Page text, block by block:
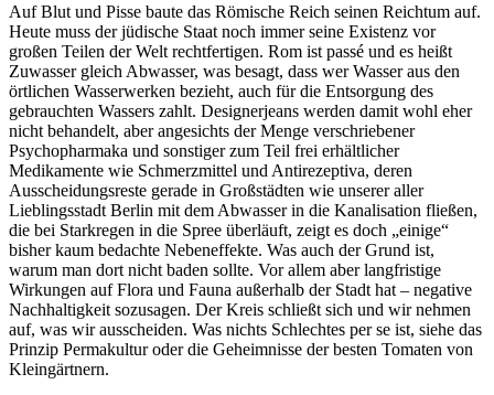
Auf Blut und Pisse baute das Römische Reich seinen Reichtum auf.
Heute muss der jüdische Staat noch immer seine Existenz vor
großen Teilen der Welt rechtfertigen. Rom ist passé und es heißt
Zuwasser gleich Abwasser, was besagt, dass wer Wasser aus den
örtlichen Wasserwerken bezieht, auch für die Entsorgung des
gebrauchten Wassers zahlt. Designerjeans werden damit wohl eher
nicht behandelt, aber angesichts der Menge verschriebener
Psychopharmaka und sonstiger zum Teil frei erhältlicher
Medikamente wie Schmerzmittel und Antirezeptiva, deren
Ausscheidungsreste gerade in Großstädten wie unserer aller
Lieblingsstadt Berlin mit dem Abwasser in die Kanalisation fließen,
die bei Starkregen in die Spree überläuft, zeigt es doch „einige“
bisher kaum bedachte Nebeneffekte. Was auch der Grund ist,
warum man dort nicht baden sollte. Vor allem aber langfristige
Wirkungen auf Flora und Fauna außerhalb der Stadt hat – negative
Nachhaltigkeit sozusagen. Der Kreis schließt sich und wir nehmen
auf, was wir ausscheiden. Was nichts Schlechtes per se ist, siehe das
Prinzip Permakultur oder die Geheimnisse der besten Tomaten von
Kleingärtnern.